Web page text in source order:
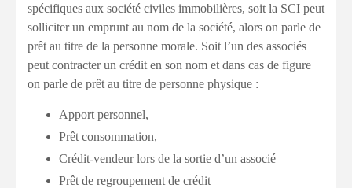
spécifiques aux société civiles immobilières, soit la SCI peut
solliciter un emprunt au nom de la société, alors on parle de
prêt au titre de la personne morale. Soit l’un des associés
peut contracter un crédit en son nom et dans cas de figure
on parle de prêt au titre de personne physique :
Apport personnel,
Prêt consommation,
Crédit-vendeur lors de la sortie d’un associé
Prêt de regroupement de crédit